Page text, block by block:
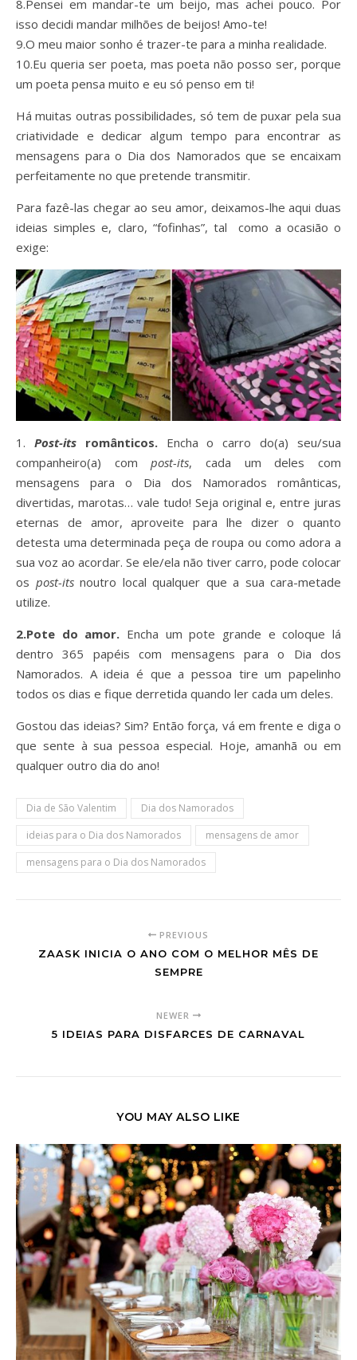
8.Pensei em mandar-te um beijo, mas achei pouco. Por
isso decidi mandar milhões de beijos! Amo-te!
9.O meu maior sonho é trazer-te para a minha realidade.
10.Eu queria ser poeta, mas poeta não posso ser, porque
um poeta pensa muito e eu só penso em ti!
Há muitas outras possibilidades, só tem de puxar pela sua
criatividade e dedicar algum tempo para encontrar as
mensagens para o Dia dos Namorados que se encaixam
perfeitamente no que pretende transmitir.
Para fazê-las chegar ao seu amor, deixamos-lhe aqui duas
ideias simples e, claro, “fofinhas”, tal como a ocasião o
exige:
1. Post-itsromânticos.Encha o carro do(a) seu/sua
companheiro(a) compost-its, cada um deles com
mensagens para o Dia dos Namorados românticas,
divertidas, marotas… vale tudo! Seja original e, entre juras
eternas de amor, aproveite para lhe dizer o quanto
detesta uma determinada peça de roupa ou como adora a
sua voz ao acordar. Se ele/ela não tiver carro, pode colocar
os post-itsnoutro local qualquer que a sua cara-metade
utilize.
2.Pote do amor. Encha um pote grande e coloque lá
dentro 365 papéis com mensagens para o Dia dos
Namorados. A ideia é que a pessoa tire um papelinho
todos os dias e fique derretida quando ler cada um deles.
Gostou das ideias? Sim? Então força, vá em frente e diga o
que sente à sua pessoa especial. Hoje, amanhã ou em
qualquer outro dia do ano!
Dia de São Valentim
Dia dos Namorados
ideias para o Dia dos Namorados
mensagens de amor
mensagens para o Dia dos Namorados
PREVIOUS
ZAASK INICIA O ANO COM O MELHOR MÊS DE
SEMPRE
NEWER
5 IDEIAS PARA DISFARCES DE CARNAVAL
YOU MAY ALSO LIKE